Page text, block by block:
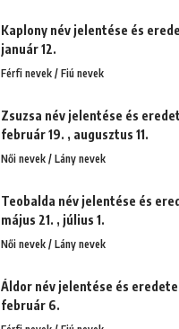
Kaplony név jelentése és
január 12.
Férfi nevek / Fiú nevek
Zsuzsa név jelentése és
február 19. , augusztus 11.
Női nevek / Lány nevek
Teobalda név jelentése és
május 21. , július 1.
Női nevek / Lány nevek
Áldor név jelentése és
február 6.